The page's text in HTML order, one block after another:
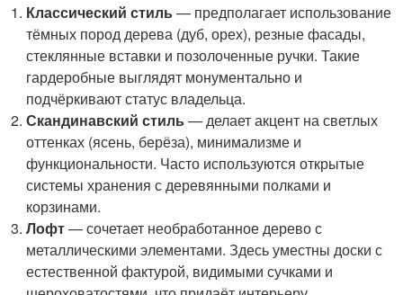
Классический стиль— предполагает использование
тёмных пород дерева (дуб, орех), резные фасады,
стеклянные вставки и позолоченные ручки. Такие
гардеробные выглядят монументально и
подчёркивают статус владельца.
Скандинавский стиль— делает акцент на светлых
оттенках (ясень, берёза), минимализме и
функциональности. Часто используются открытые
системы хранения с деревянными полками и
корзинами.
Лофт— сочетает необработанное дерево с
металлическими элементами. Здесь уместны доски с
естественной фактурой, видимыми сучками и